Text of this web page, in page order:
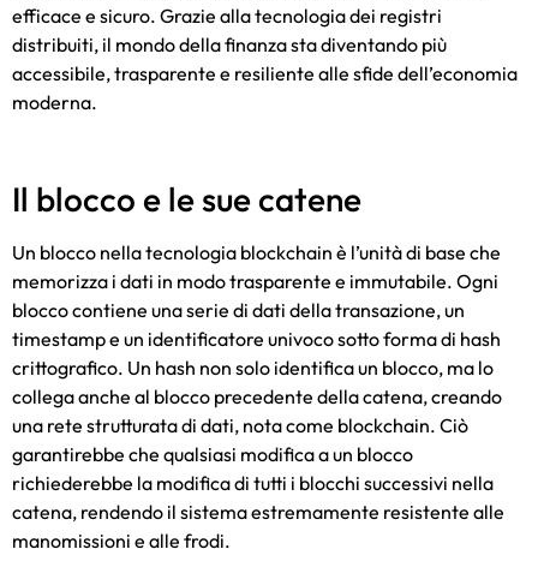
efficace e sicuro. Grazie alla tecnologia dei registri
distribuiti, il mondo della finanza sta diventando più
accessibile, trasparente e resiliente alle sfide dell’economia
moderna.
Il blocco e le sue catene
Un blocco nella tecnologia blockchain è l’unità di base che
memorizza i dati in modo trasparente e immutabile. Ogni
blocco contiene una serie di dati della transazione, un
timestamp e un identificatore univoco sotto forma di hash
crittografico. Un hash non solo identifica un blocco, ma lo
collega anche al blocco precedente della catena, creando
una rete strutturata di dati, nota come blockchain. Ciò
garantirebbe che qualsiasi modifica a un blocco
richiederebbe la modifica di tutti i blocchi successivi nella
catena, rendendo il sistema estremamente resistente alle
manomissioni e alle frodi.